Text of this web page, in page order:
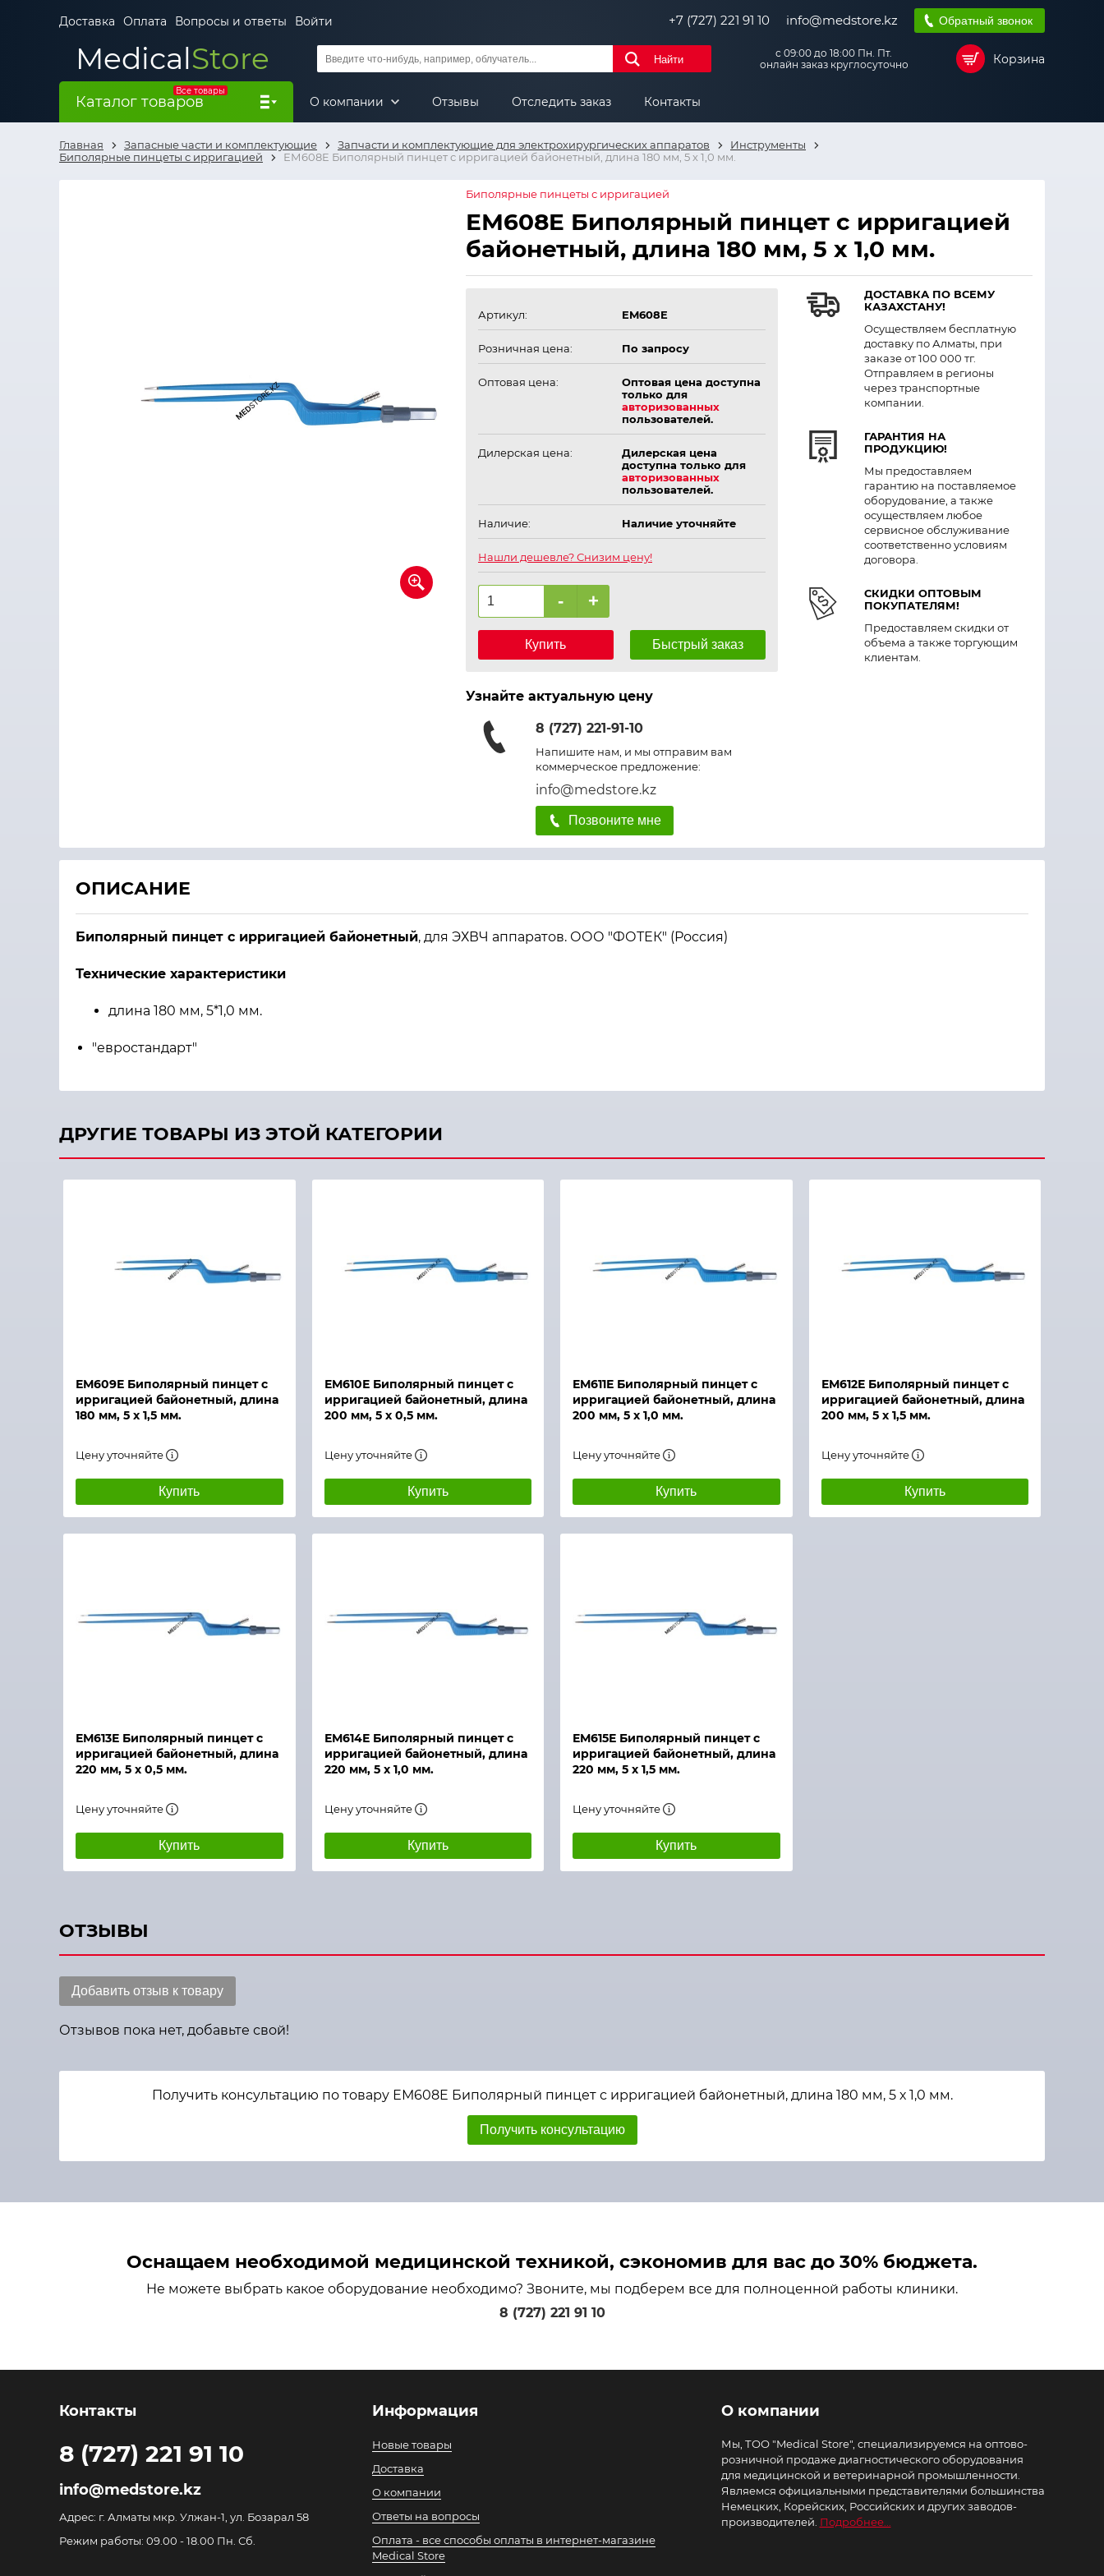
Доставка Оплата Вопросы и ответы Войти +7 (727) 221 91 10 info@medstore.kz Обратный звонок
MedicalStore Найти
с 09:00 до 18:00 Пн. Пт.
онлайн заказ круглосуточно
Корзина
Все товары
Каталог товаров О компании Отзывы Отследить заказ Контакты
Главная Запасные части и комплектующие Запчасти и комплектующие для электрохирургических аппаратов
Инструменты
Биполярные пинцеты с ирригацией
ЕМ608E Биполярный пинцет с ирригацией байонетный, длина 180 мм, 5 х 1,0 мм.
Биполярные пинцеты с ирригацией
ЕМ608E Биполярный пинцет с ирригацией
байонетный, длина 180 мм, 5 х 1,0 мм.
Артикул: EM608E
Розничная цена: По запросу
Оптовая цена:
Оптовая цена доступна
только для
авторизованных
пользователей.
Дилерская цена:
Дилерская цена
доступна только для
авторизованных
пользователей.
Наличие: Наличие уточняйте
Нашли дешевле? Снизим цену!
- +
Купить Быстрый заказ
Узнайте актуальную цену
8 (727) 221-91-10
Напишите нам, и мы отправим вам
коммерческое предложение:
info@medstore.kz
Позвоните мне
ДОСТАВКА ПО ВСЕМУ
КАЗАХСТАНУ!
Осуществляем бесплатную
доставку по Алматы, при
заказе от 100 000 тг.
Отправляем в регионы
через транспортные
компании.
ГАРАНТИЯ НА
ПРОДУКЦИЮ!
Мы предоставляем
гарантию на поставляемое
оборудование, а также
осуществляем любое
сервисное обслуживание
соответственно условиям
договора.
СКИДКИ ОПТОВЫМ
ПОКУПАТЕЛЯМ!
Предоставляем скидки от
объема а также торгующим
клиентам.
ОПИСАНИЕ
Биполярный пинцет с ирригацией байонетный, для ЭХВЧ аппаратов. ООО "ФОТЕК" (Россия)
Технические характеристики
длина 180 мм, 5*1,0 мм.
"евростандарт"
ДРУГИЕ ТОВАРЫ ИЗ ЭТОЙ КАТЕГОРИИ
ЕМ609Е Биполярный пинцет с
ирригацией байонетный, длина
180 мм, 5 х 1,5 мм.
Цену уточняйте
Купить
ЕМ610Е Биполярный пинцет с
ирригацией байонетный, длина
200 мм, 5 х 0,5 мм.
Цену уточняйте
Купить
ЕМ611Е Биполярный пинцет с
ирригацией байонетный, длина
200 мм, 5 х 1,0 мм.
Цену уточняйте
Купить
ЕМ612Е Биполярный пинцет с
ирригацией байонетный, длина
200 мм, 5 х 1,5 мм.
Цену уточняйте
Купить
ЕМ613Е Биполярный пинцет с
ирригацией байонетный, длина
220 мм, 5 х 0,5 мм.
Цену уточняйте
Купить
ЕМ614Е Биполярный пинцет с
ирригацией байонетный, длина
220 мм, 5 х 1,0 мм.
Цену уточняйте
Купить
ЕМ615Е Биполярный пинцет с
ирригацией байонетный, длина
220 мм, 5 х 1,5 мм.
Цену уточняйте
Купить
ОТЗЫВЫ
Добавить отзыв к товару
Отзывов пока нет, добавьте свой!
Получить консультацию по товару ЕМ608E Биполярный пинцет с ирригацией байонетный, длина 180 мм, 5 х 1,0 мм.
Получить консультацию
Оснащаем необходимой медицинской техникой, сэкономив для вас до 30% бюджета.
Не можете выбрать какое оборудование необходимо? Звоните, мы подберем все для полноценной работы клиники.
8 (727) 221 91 10
Контакты
8 (727) 221 91 10
info@medstore.kz
Адрес: г. Алматы мкр. Улжан-1, ул. Бозарал 58
Режим работы: 09.00 - 18.00 Пн. Сб.
Информация
Новые товары
Доставка
О компании
Ответы на вопросы
Оплата - все способы оплаты в интернет-магазине
Medical Store
О компании
Мы, ТОО "Medical Store", специализируемся на оптово-
розничной продаже диагностического оборудования
для медицинской и ветеринарной промышленности.
Являемся официальными представителями большинства
Немецких, Корейских, Российских и других заводов-
производителей. Подробнее...